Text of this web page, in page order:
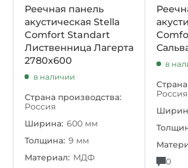
Реечная панель
акустическая Stella
Comfort Standart
Лиственница Лагерта
2780х600
в наличии
Страна производства:
Россия
Ширина: 600 мм
Толщина: 9 мм
Материал: МДФ
в
Россия
0